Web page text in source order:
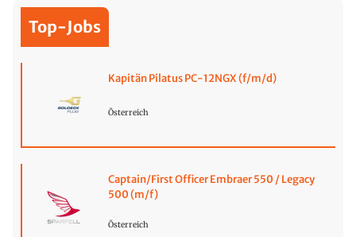
Top-Jobs
Kapitän Pilatus PC-12NGX (f/m/d)
Österreich
Captain/First Officer Embraer 550 / Legacy
500 (m/f)
Österreich